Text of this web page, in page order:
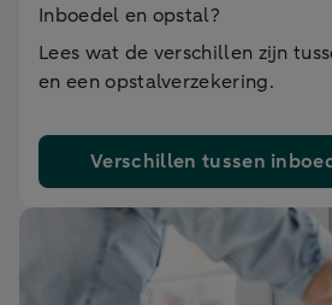
Inboedel en opstal?
Lees wat de verschillen zijn
en een opstalverzekering.
Verschillen tussen